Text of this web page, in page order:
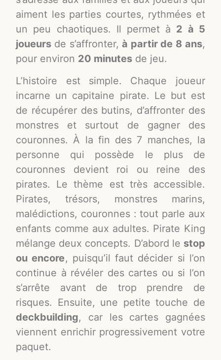
aiment les parties courtes, rythmées et
un peu chaotiques. Il permet à 2 à 5
joueurs de s’affronter,à partir de 8 ans,
pour environ 20 minutes de jeu.
L’histoire est simple. Chaque joueur
incarne un capitaine pirate. Le but est
de récupérer des butins, d’affronter des
monstres et surtout de gagner des
couronnes. À la fin des 7 manches, la
personne qui possède le plus de
couronnes devient roi ou reine des
pirates. Le thème est très accessible.
Pirates, trésors, monstres marins,
malédictions, couronnes : tout parle aux
enfants comme aux adultes. Pirate King
mélange deux concepts. D’abord le stop
ou encore, puisqu’il faut décider si l’on
continue à révéler des cartes ou si l’on
s’arrête avant de trop prendre de
risques. Ensuite, une petite touche de
deckbuilding, car les cartes gagnées
viennent enrichir progressivement votre
paquet.